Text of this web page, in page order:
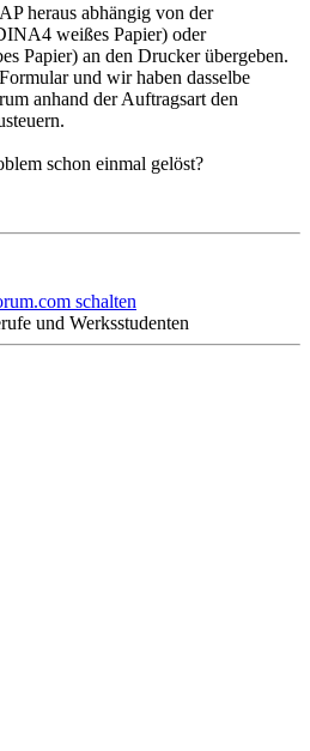
heraus abhängig von der
weißes Papier) oder
Papier) an den Drucker übergeben.
und wir haben dasselbe
anhand der Auftragsart den
schon einmal gelöst?
schalten
und Werksstudenten